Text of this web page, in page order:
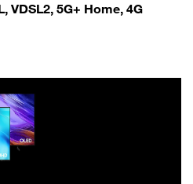
VDSL2, 5G+ Home, 4G